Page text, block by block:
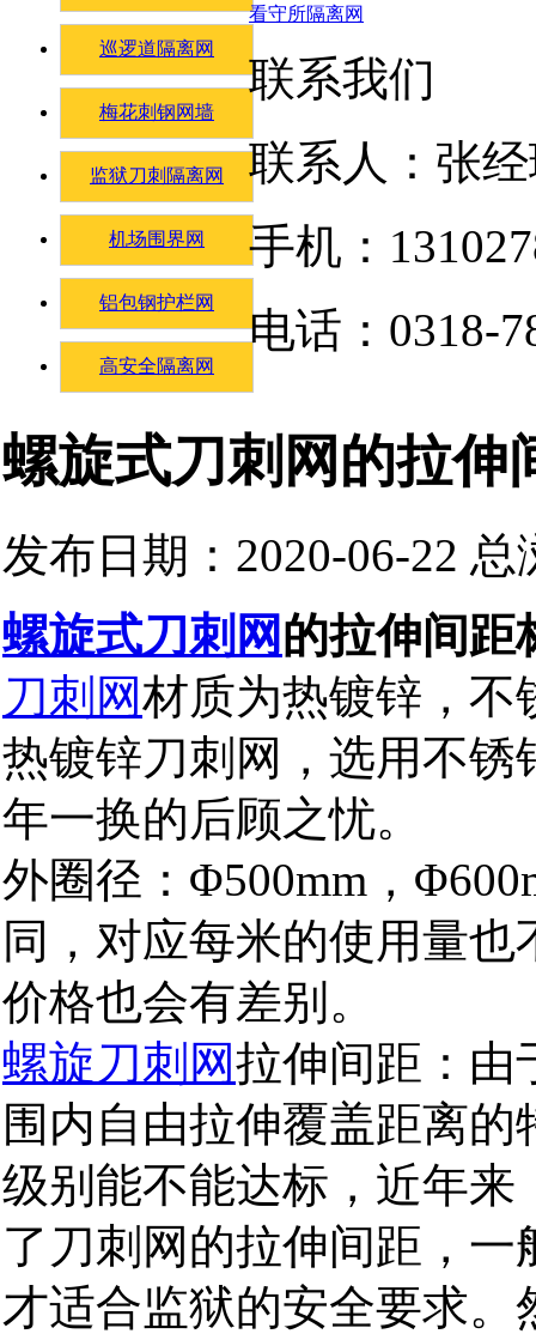
巡逻道隔离网
梅花刺钢网墙
监狱刀刺隔离网
机场围界网
铝包钢护栏网
高安全隔离网
螺旋式刀刺网的拉伸
发布日期：2020-06-22 总
螺旋式刀刺网 的拉伸间距
刀刺网材质为热镀锌，不
热镀锌刀刺网，选用不锈
年一换的后顾之忧。
外圈径： Φ500mm ，
同，对应每米的使用量
价格也会有差别。
螺旋刀刺网拉伸间距：由
围内自由拉伸覆盖距离
级别能不能达标，近年
了刀刺网的拉伸间距，一
才适合监狱的安全要求
看守所隔离网
联系我们
联系人：张
手机：
电话：0318-